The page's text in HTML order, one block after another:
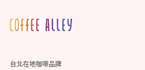
台北在地咖啡品牌